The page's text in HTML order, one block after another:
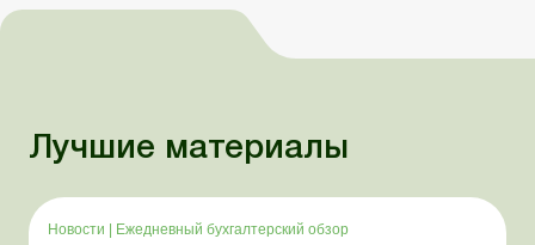
Лучшие материалы
Новости Ежедневный бухгалтерский обзор